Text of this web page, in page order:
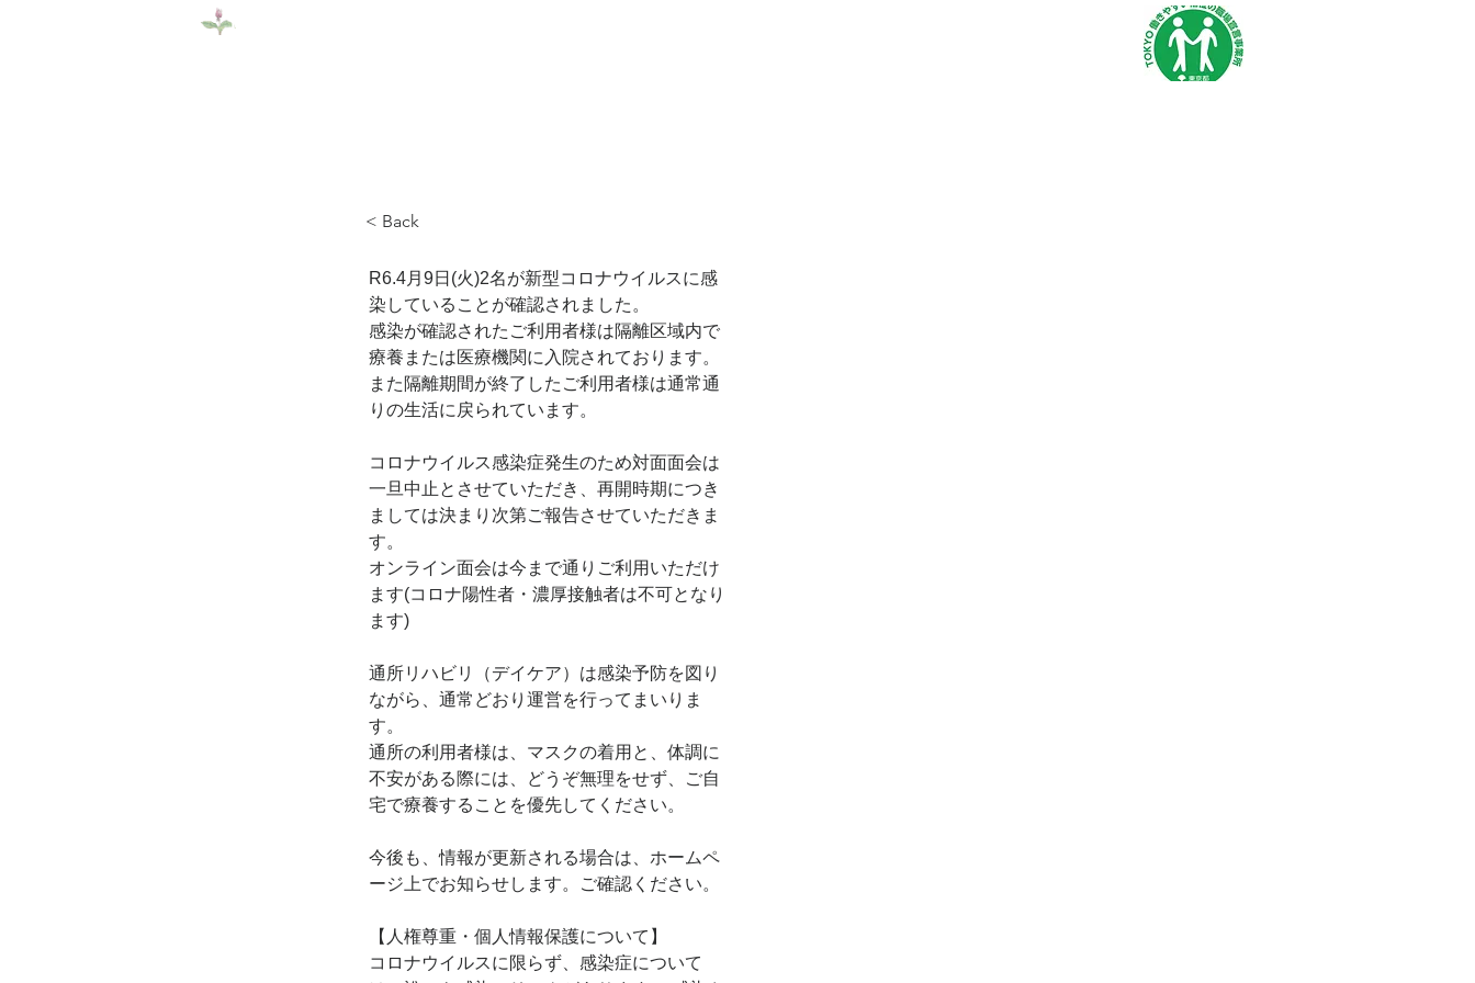
​医療法人社団カタクリ会
< Back
R6.4月9日(火)2名が新型コロナウイルスに感
染していることが確認されました。
感染が確認されたご利用者様は隔離区域内で
療養または医療機関に入院されております。
また隔離期間が終了したご利用者様は通常通
りの生活に戻られています。
コロナウイルス感染症発生のため対面面会は
一旦中止とさせていただき、再開時期につき
ましては決まり次第ご報告させていただきま
す。
オンライン面会は今まで通りご利用いただけ
ます(コロナ陽性者・濃厚接触者は不可となり
ます)
通所リハビリ（デイケア）は感染予防を図り
ながら、通常どおり運営を行ってまいりま
す。
通所の利用者様は、マスクの着用と、体調に
不安がある際には、どうぞ無理をせず、ご自
宅で療養することを優先してください。
今後も、情報が更新される場合は、ホームペ
ージ上でお知らせします。ご確認ください。
【人権尊重・個人情報保護について】
コロナウイルスに限らず、感染症について